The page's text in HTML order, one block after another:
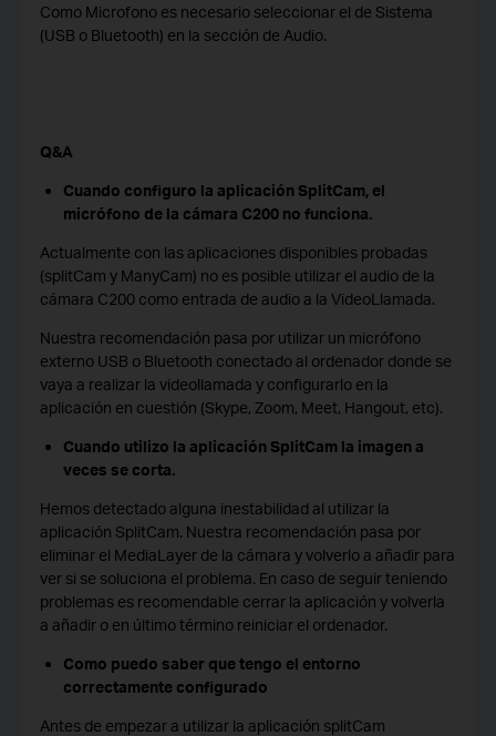
Como Microfono es necesario seleccionar el de Sistema
(USB o Bluetooth) en la sección de Audio.
Q&A
Cuando configuro la aplicación SplitCam, el
micrófono de la cámara C200 no funciona.
Actualmente con las aplicaciones disponibles probadas
(splitCam y ManyCam) no es posible utilizar el audio de la
cámara C200 como entrada de audio a la VideoLlamada.
Nuestra recomendación pasa por utilizar un micrófono
externo USB o Bluetooth conectado al ordenador donde se
vaya a realizar la videollamada y configurarlo en la
aplicación en cuestión (Skype, Zoom, Meet, Hangout, etc).
Cuando utilizo la aplicación SplitCam la imagen a
veces se corta.
Hemos detectado alguna inestabilidad al utilizar la
aplicación SplitCam. Nuestra recomendación pasa por
eliminar el MediaLayer de la cámara y volverlo a añadir para
ver si se soluciona el problema. En caso de seguir teniendo
problemas es recomendable cerrar la aplicación y volverla
a añadir o en último término reiniciar el ordenador.
Como puedo saber que tengo el entorno
correctamente configurado
Antes de empezar a utilizar la aplicación splitCam